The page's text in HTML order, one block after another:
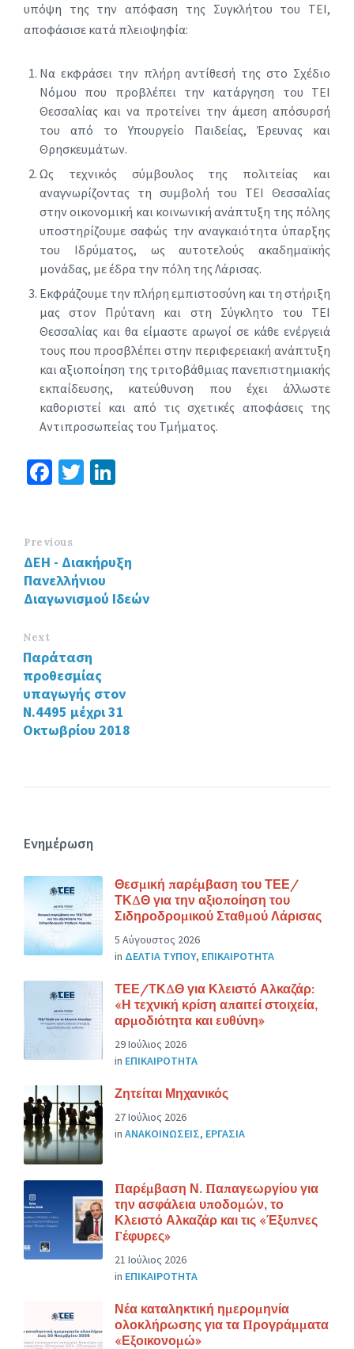
υπόψη της την απόφαση της Συγκλήτου του ΤΕΙ,
αποφάσισε κατά πλειοψηφία:
Να εκφράσει την πλήρη αντίθεσή της στο Σχέδιο
Νόμου που προβλέπει την κατάργηση του ΤΕΙ
Θεσσαλίας και να προτείνει την άμεση απόσυρσή
του από το Υπουργείο Παιδείας, Έρευνας και
Θρησκευμάτων.
Ως τεχνικός σύμβουλος της πολιτείας και
αναγνωρίζοντας τη συμβολή του ΤΕΙ Θεσσαλίας
στην οικονομική και κοινωνική ανάπτυξη της πόλης
υποστηρίζουμε σαφώς την αναγκαιότητα ύπαρξης
του Ιδρύματος, ως αυτοτελούς ακαδημαϊκής
μονάδας, με έδρα την πόλη της Λάρισας.
Εκφράζουμε την πλήρη εμπιστοσύνη και τη στήριξη
μας στον Πρύτανη και στη Σύγκλητο του ΤΕΙ
Θεσσαλίας και θα είμαστε αρωγοί σε κάθε ενέργειά
τους που προσβλέπει στην περιφερειακή ανάπτυξη
και αξιοποίηση της τριτοβάθμιας πανεπιστημιακής
εκπαίδευσης, κατεύθυνση που έχει άλλωστε
καθοριστεί και από τις σχετικές αποφάσεις της
Αντιπροσωπείας του Τμήματος.
Fa
o
o
k
T
er
n
Previous
ΔΕΗ - Διακήρυξη
Πανελλήνιου
Διαγωνισμού Ιδεών
Next
Παράταση
προθεσμίας
υπαγωγής στον
Ν.4495 μέχρι 31
Οκτωβρίου 2018
Ενημέρωση
Θεσμική παρέμβαση του ΤΕΕ/
ΤΚΔΘ για την αξιοποίηση του
Σιδηροδρομικού Σταθμού Λάρισας
5 Αύγουστος 2026
in ΔΕΛΤΙΑ ΤΥΠΟΥ, ΕΠΙΚΑΙΡΟΤΗΤΑ
ΤΕΕ/ΤΚΔΘ για Κλειστό Αλκαζάρ:
«Η τεχνική κρίση απαιτεί στοιχεία,
αρμοδιότητα και ευθύνη»
29 Ιούλιος 2026
in ΕΠΙΚΑΙΡΟΤΗΤΑ
Ζητείται Μηχανικός
27 Ιούλιος 2026
in ΑΝΑΚΟΙΝΩΣΕΙΣ, ΕΡΓΑΣΙΑ
Παρέμβαση Ν. Παπαγεωργίου για
την ασφάλεια υποδομών, το
Κλειστό Αλκαζάρ και τις «Έξυπνες
Γέφυρες»
21 Ιούλιος 2026
in ΕΠΙΚΑΙΡΟΤΗΤΑ
Νέα καταληκτική ημερομηνία
ολοκλήρωσης για τα Προγράμματα
«Εξοικονομώ»